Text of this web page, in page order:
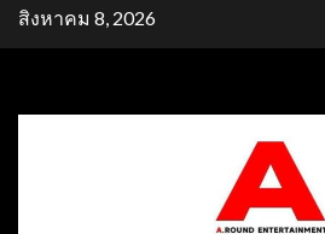
Skipสิงหาคม 8, 2026